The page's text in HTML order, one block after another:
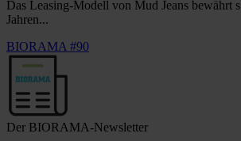
Das Leasing-Modell von Mud Jeans bewährt
Jahren...
BIORAMA #90
Der BIORAMA-Newsletter